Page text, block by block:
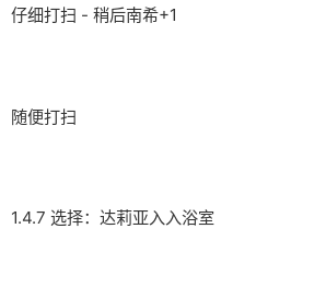
仔细打扫 - 稍后南希+1
随便打扫
1.4.7 选择：达莉亚入入浴室